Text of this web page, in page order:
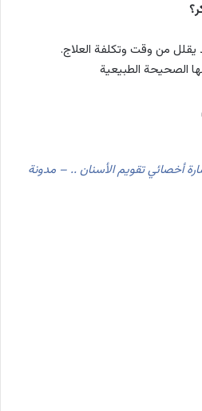
يقلل من وقت وتكلفة العلاج.
الصحيحة الطبيعية
أخصائي تقويم الأسنان .. – مدونة